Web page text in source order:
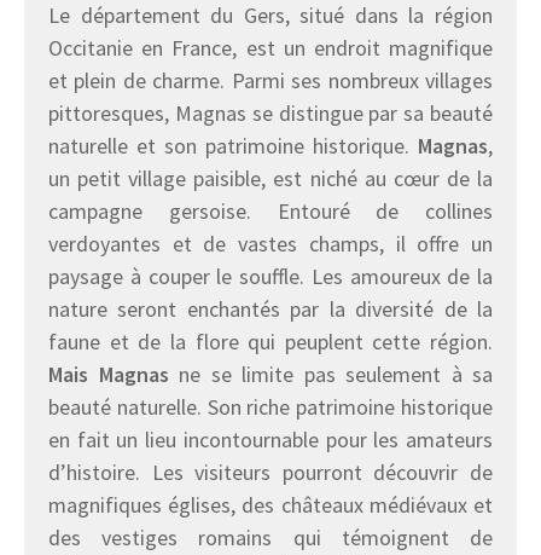
Le département du Gers, situé dans la région
Occitanie en France, est un endroit magnifique
et plein de charme. Parmi ses nombreux villages
pittoresques, Magnas se distingue par sa beauté
naturelle et son patrimoine historique. Magnas,
un petit village paisible, est niché au cœur de la
campagne gersoise. Entouré de collines
verdoyantes et de vastes champs, il offre un
paysage à couper le souffle. Les amoureux de la
nature seront enchantés par la diversité de la
faune et de la flore qui peuplent cette région.
Mais Magnas ne se limite pas seulement à sa
beauté naturelle. Son riche patrimoine historique
en fait un lieu incontournable pour les amateurs
d’histoire. Les visiteurs pourront découvrir de
magnifiques églises, des châteaux médiévaux et
des vestiges romains qui témoignent de